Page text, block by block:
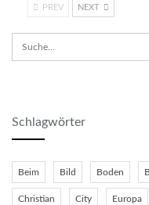
PREV NEXT
Schlagwörter
Beim Bild Boden
Christian City Europa